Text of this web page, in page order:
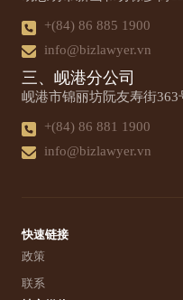
+(84) 86 885 1900
info@bizlawyer.vn
三、岘港分公司
岘港市锦丽坊阮友寿街363
+(84) 86 881 1900
info@bizlawyer.vn
快速链接
政策
联系